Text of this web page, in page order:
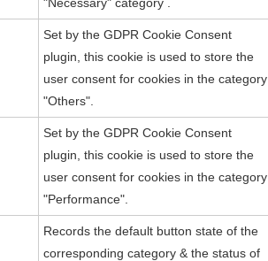
Set by the GDPR Cookie Consent
plugin, this cookie is used to store the
user consent for cookies in the category
"Others".
Set by the GDPR Cookie Consent
plugin, this cookie is used to store the
user consent for cookies in the category
"Performance".
Records the default button state of the
corresponding category & the status of